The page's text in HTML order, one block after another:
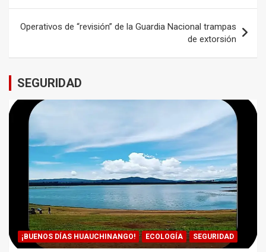
entradas
Operativos de “revisión” de la Guardia Nacional trampas
de extorsión
SEGURIDAD
¡BUENOS DÍAS HUAUCHINANGO! ECOLOGÍA SEGURIDAD